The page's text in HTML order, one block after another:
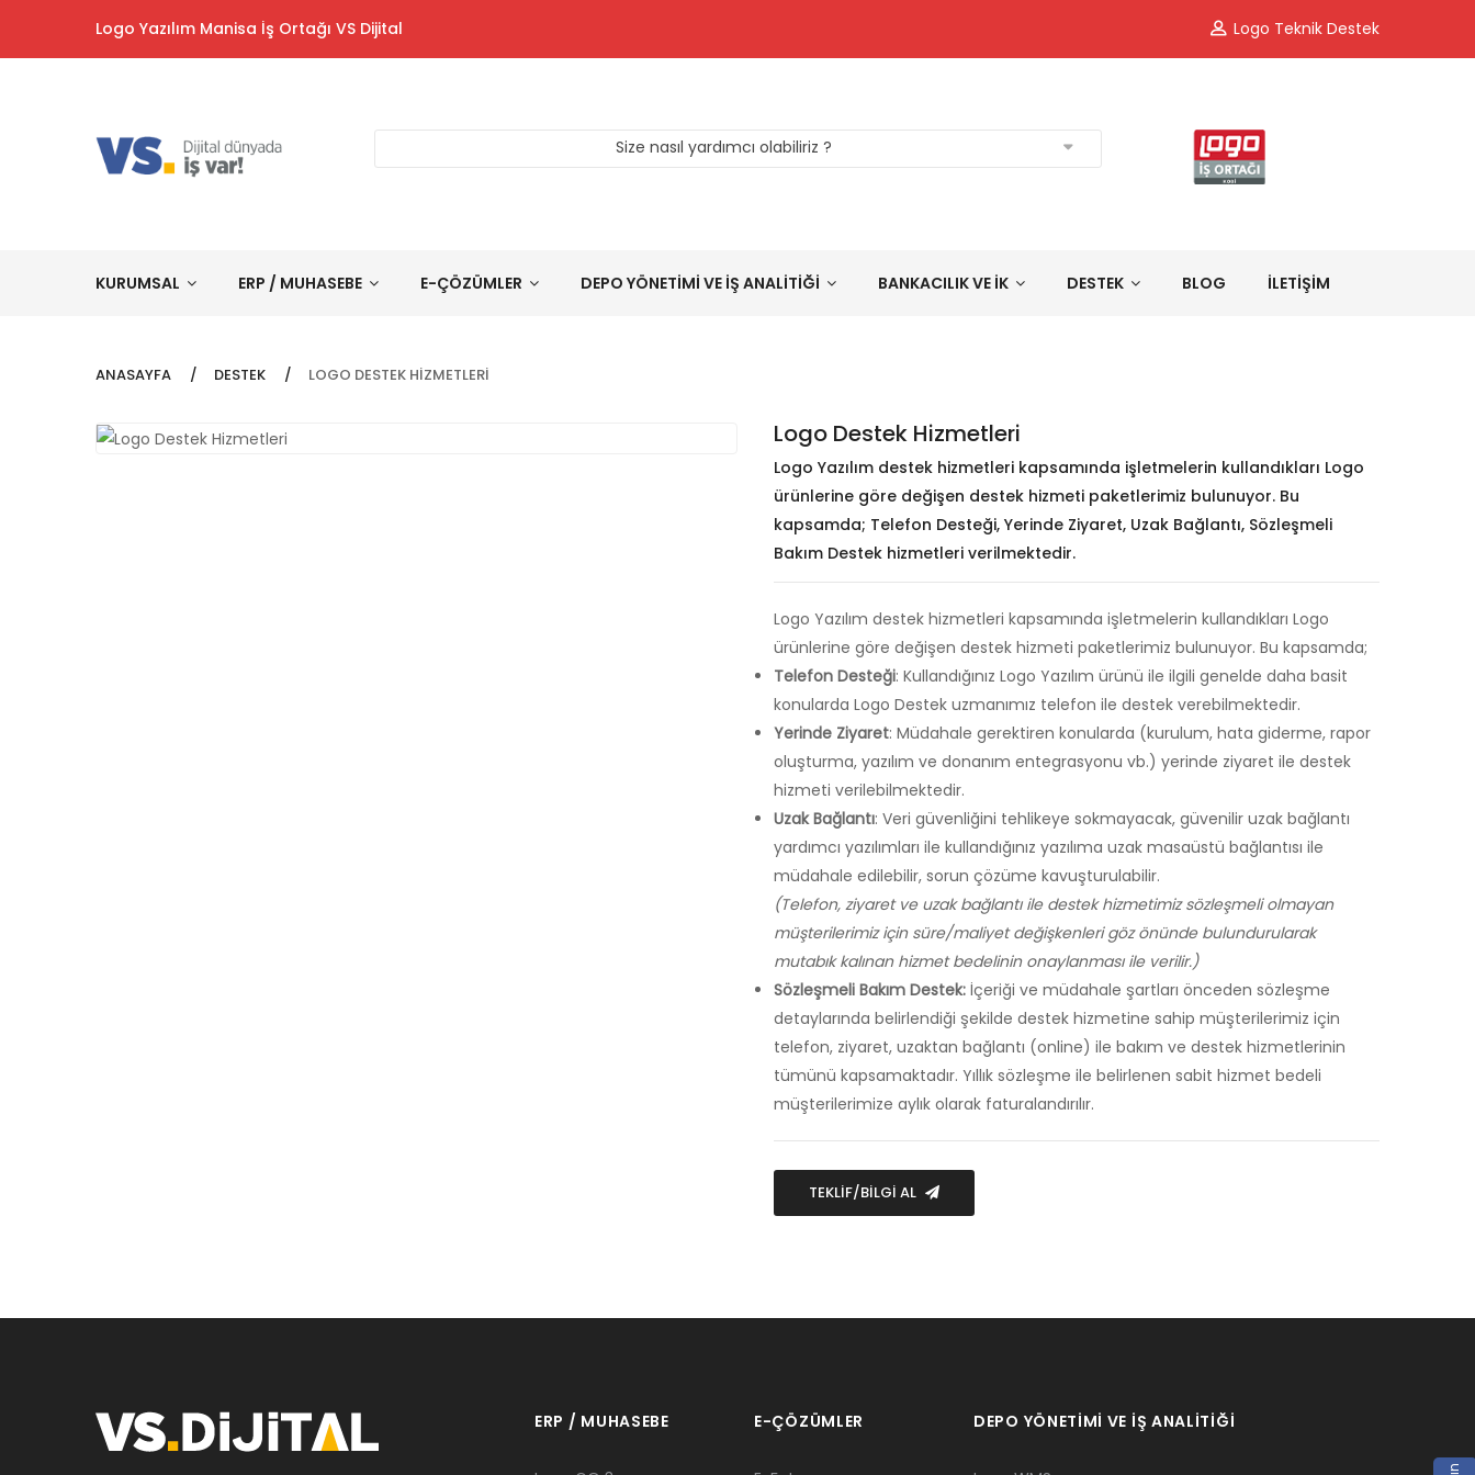
Logo Yazılım Manisa İş Ortağı VS Dijital Logo Teknik Destek
Size nasıl yardımcı olabiliriz ?
KURUMSAL ERP / MUHASEBE E-ÇÖZÜMLER DEPO YÖNETİMİ VE İŞ ANALİTİĞİ BANKACILIK VE İK DESTEK BLOG İLETİŞİM
ANASAYFA DESTEK LOGO DESTEK HIZMETLERI
Logo Destek Hizmetleri
Logo Yazılım destek hizmetleri kapsamında işletmelerin kullandıkları Logo
ürünlerine göre değişen destek hizmeti paketlerimiz bulunuyor. Bu
kapsamda; Telefon Desteği, Yerinde Ziyaret, Uzak Bağlantı, Sözleşmeli
Bakım Destek hizmetleri verilmektedir.
Logo Yazılım destek hizmetleri kapsamında işletmelerin kullandıkları Logo
ürünlerine göre değişen destek hizmeti paketlerimiz bulunuyor. Bu kapsamda;
Telefon Desteği: Kullandığınız Logo Yazılım ürünü ile ilgili genelde daha basit
konularda Logo Destek uzmanımız telefon ile destek verebilmektedir.
Yerinde Ziyaret: Müdahale gerektiren konularda (kurulum, hata giderme, rapor
oluşturma, yazılım ve donanım entegrasyonu vb.) yerinde ziyaret ile destek
hizmeti verilebilmektedir.
Uzak Bağlantı: Veri güvenliğini tehlikeye sokmayacak, güvenilir uzak bağlantı
yardımcı yazılımları ile kullandığınız yazılıma uzak masaüstü bağlantısı ile
müdahale edilebilir, sorun çözüme kavuşturulabilir.
(Telefon, ziyaret ve uzak bağlantı ile destek hizmetimiz sözleşmeli olmayan
müşterilerimiz için süre/maliyet değişkenleri göz önünde bulundurularak
mutabık kalınan hizmet bedelinin onaylanması ile verilir.)
Sözleşmeli Bakım Destek: İçeriği ve müdahale şartları önceden sözleşme
detaylarında belirlendiği şekilde destek hizmetine sahip müşterilerimiz için
telefon, ziyaret, uzaktan bağlantı (online) ile bakım ve destek hizmetlerinin
tümünü kapsamaktadır. Yıllık sözleşme ile belirlenen sabit hizmet bedeli
müşterilerimize aylık olarak faturalandırılır.
TEKLİF/BİLGİ AL
ERP / MUHASEBE E-ÇÖZÜMLER DEPO YÖNETİMİ VE İŞ ANALİTİĞİ